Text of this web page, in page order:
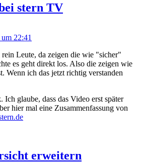
stern TV
22:41
rein Leute, da zeigen die wie "sicher"
es geht direkt los. Also die zeigen wie
Wenn ich das jetzt richtig verstanden
glaube, dass das Video erst später
hier mal eine Zusammenfassung von
erweitern